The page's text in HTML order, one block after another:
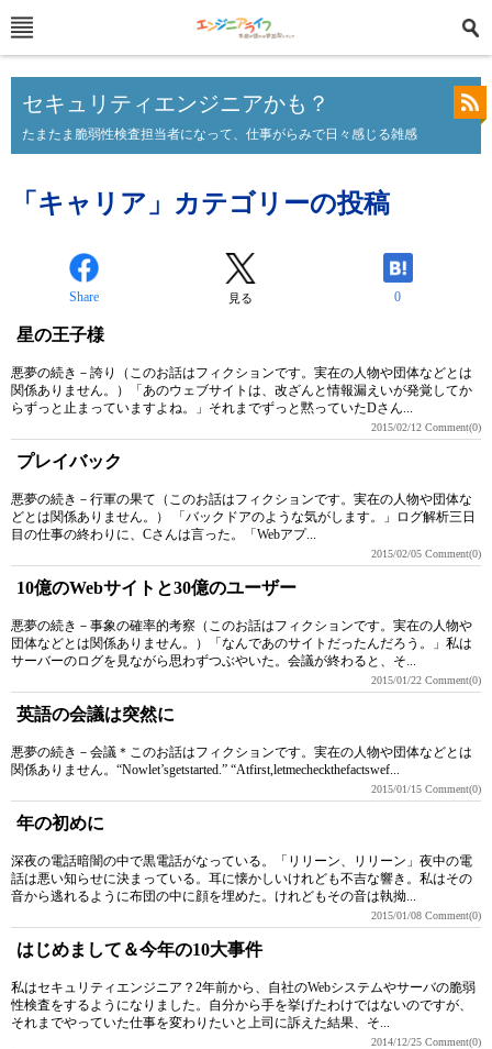
セキュリティエンジニアかも？
たまたま脆弱性検査担当者になって、仕事がらみで日々感じる雑感
「キャリア」カテゴリーの投稿
Share 見る 0
星の王子様
悪夢の続き－誇り（このお話はフィクションです。実在の人物や団体などとは
関係ありません。）「あのウェブサイトは、改ざんと情報漏えいが発覚してか
らずっと止まっていますよね。」それまでずっと黙っていたDさん...
2015/02/12 Comment(0)
プレイバック
悪夢の続き－行軍の果て（このお話はフィクションです。実在の人物や団体な
どとは関係ありません。） 「バックドアのような気がします。」ログ解析三日
目の仕事の終わりに、Cさんは言った。「Webアプ...
2015/02/05 Comment(0)
10億のWebサイトと30億のユーザー
悪夢の続き－事象の確率的考察（このお話はフィクションです。実在の人物や
団体などとは関係ありません。）「なんであのサイトだったんだろう。」私は
サーバーのログを見ながら思わずつぶやいた。会議が終わると、そ...
2015/01/22 Comment(0)
英語の会議は突然に
悪夢の続き－会議＊このお話はフィクションです。実在の人物や団体などとは
関係ありません。“Nowlet’sgetstarted.” “Atfirst,letmecheckthefactswef...
2015/01/15 Comment(0)
年の初めに
深夜の電話暗闇の中で黒電話がなっている。「リリーン、リリーン」夜中の電
話は悪い知らせに決まっている。耳に懐かしいけれども不吉な響き。私はその
音から逃れるように布団の中に顔を埋めた。けれどもその音は執拗...
2015/01/08 Comment(0)
はじめまして＆今年の10大事件
私はセキュリティエンジニア？2年前から、自社のWebシステムやサーバの脆弱
性検査をするようになりました。自分から手を挙げたわけではないのですが、
それまでやっていた仕事を変わりたいと上司に訴えた結果、そ...
2014/12/25 Comment(0)